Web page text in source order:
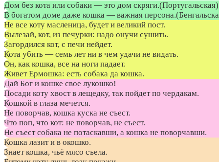
Дом без кота или собаки — это дом
В богатом доме даже кошка — важная
Не все коту масленица, будет и великий пост.
Вылезай, кот, из печурки: надо онучи сушить.
Загордился кот, с печи нейдет.
Кота убить — семь лет ни в чем удачи не видать.
Он, как кошка, все на ноги падает.
Живет Ермошка: есть собака да кошка.
Дай Бог и кошке свое лукошко!
Посади коту хвост в лещедку, так пойдет по чердакам.
Кошкой в глаза мечется.
Не поворчав, кошка куска не съест.
Что поп, что кот: не поворчав, не съест.
Не съест собака не потаскавши, а кошка не поворчавши.
Кошка лазит и в окошко.
Знает кошка, чьё мясо съела.